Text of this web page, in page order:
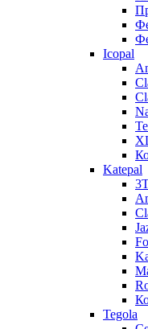
Icopal
Katepal
Tegola